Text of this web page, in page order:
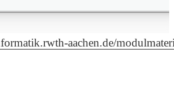
aachen.de/